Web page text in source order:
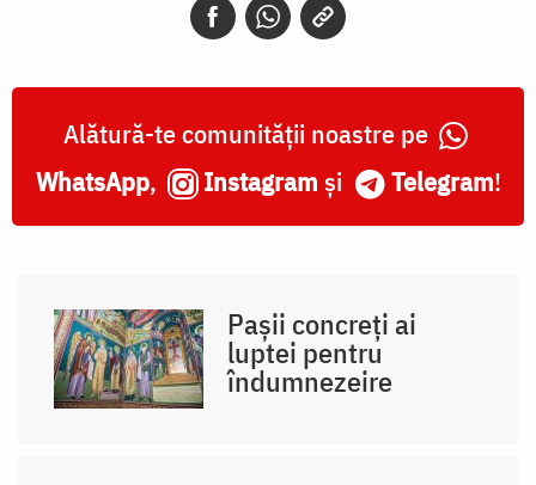
Alătură-te comunității noastre pe
WhatsApp, Instagram și Telegram!
Pașii concreți ai
luptei pentru
îndumnezeire